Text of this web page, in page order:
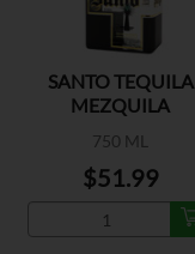
SANTO TEQUILA
MEZQUILA
750 ML
$51.99